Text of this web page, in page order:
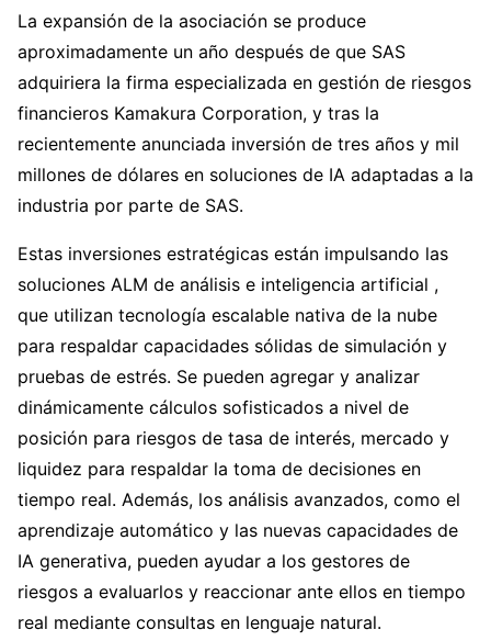
La expansión de la asociación se produce
aproximadamente un año después de que SAS
adquiriera la firma especializada en gestión de riesgos
financieros Kamakura Corporation, y tras la
recientemente anunciada inversión de tres años y mil
millones de dólares en soluciones de IA adaptadas a la
industria por parte de SAS.
Estas inversiones estratégicas están impulsando las
soluciones ALM de análisis e inteligencia artificial ,
que utilizan tecnología escalable nativa de la nube
para respaldar capacidades sólidas de simulación y
pruebas de estrés. Se pueden agregar y analizar
dinámicamente cálculos sofisticados a nivel de
posición para riesgos de tasa de interés, mercado y
liquidez para respaldar la toma de decisiones en
tiempo real. Además, los análisis avanzados, como el
aprendizaje automático y las nuevas capacidades de
IA generativa, pueden ayudar a los gestores de
riesgos a evaluarlos y reaccionar ante ellos en tiempo
real mediante consultas en lenguaje natural.